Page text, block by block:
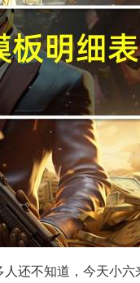
还不知道，今天小